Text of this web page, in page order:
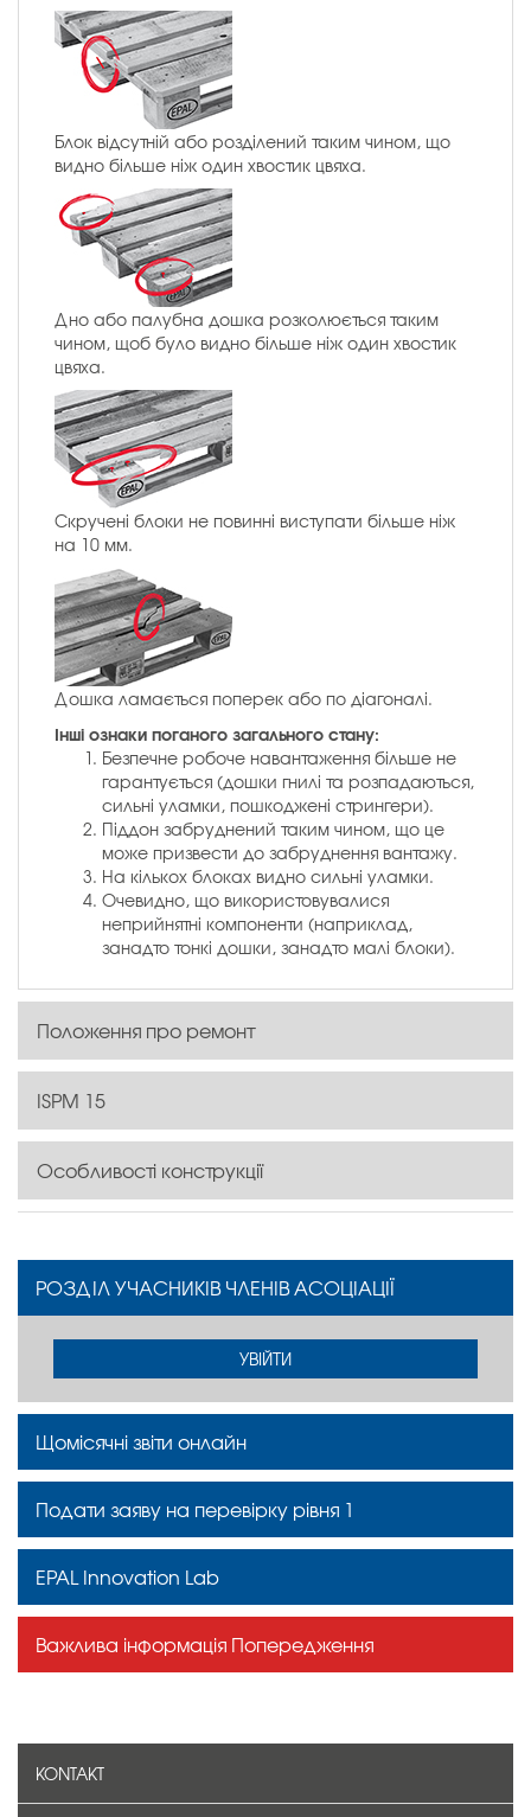
Блок відсутній або розділений таким чином, що
видно більше ніж один хвостик цвяха.
Дно або палубна дошка розколюється таким
чином, щоб було видно більше ніж один хвостик
цвяха.
Скручені блоки не повинні виступати більше ніж
на 10 мм.
Дошка ламається поперек або по діагоналі.
Інші ознаки поганого загального стану:
Безпечне робоче навантаження більше не
гарантується (дошки гнилі та розпадаються,
сильні уламки, пошкоджені стрингери).
Піддон забруднений таким чином, що це
може призвести до забруднення вантажу.
На кількох блоках видно сильні уламки.
Очевидно, що використовувалися
неприйнятні компоненти (наприклад,
занадто тонкі дошки, занадто малі блоки).
Положення про ремонт
ISPM 15
Особливості конструкції
РОЗДІЛ УЧАСНИКІВ ЧЛЕНІВ АСОЦІАЦІЇ
УВІЙТИ
Щомісячні звіти онлайн
Подати заяву на перевірку рівня 1
EPAL Innovation Lab
Важлива інформація Попередження
KONTAKT